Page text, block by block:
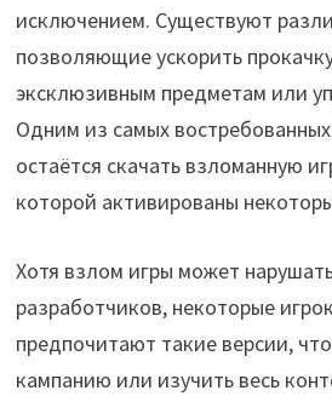
исключением. Существуют
позволяющие ускорить
эксклюзивным предметам или
Одним из самых
остаётся скачать взломанную
которой активированы
Хотя взлом игры может
разработчиков, некоторые
предпочитают такие версии,
кампанию или изучить весь